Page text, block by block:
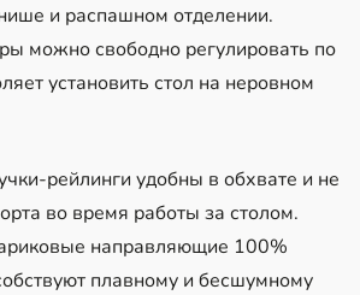
и распашном отделении.
можно свободно регулировать по
установить стол на неровном
рейлинги удобны в обхвате и не
во время работы за столом.
направляющие 100%
плавному и бесшумному